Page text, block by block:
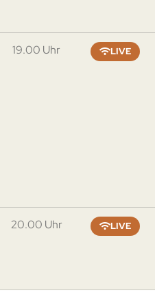
19.00 Uhr LIVE
20.00 Uhr LIVE